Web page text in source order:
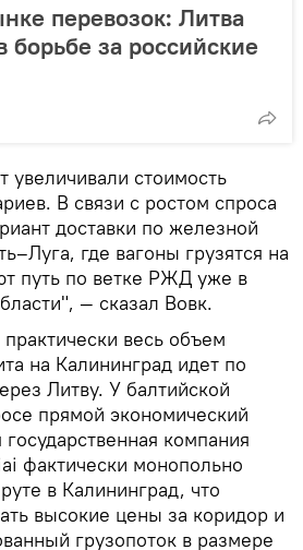
перевозок: Литва
борьбе за российские
увеличивали стоимость
В связи с ростом спроса
доставки по железной
где вагоны грузятся на
путь по ветке РЖД уже в
— сказал Вовк.
весь объем
на Калининград идет по
Литву. У балтийской
прямой экономический
компания
фактически монопольно
в Калининград, что
высокие цены за коридор и
грузопоток в размере